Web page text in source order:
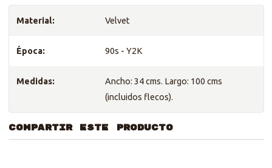
Material: Velvet
Época: 90s - Y2K
Medidas:
Ancho: 34 cms. Largo: 100 cms
(incluidos flecos).
COMPARTIR ESTE PRODUCTO